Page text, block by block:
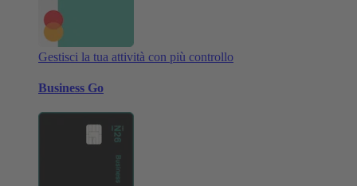
Gestisci la tua attività con più controllo
Business Go